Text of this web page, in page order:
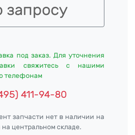
запросу
под заказ. Для уточнения
свяжитесь с нашими
телефонам
411-94-80
запчасти нет в наличии на
центральном складе.